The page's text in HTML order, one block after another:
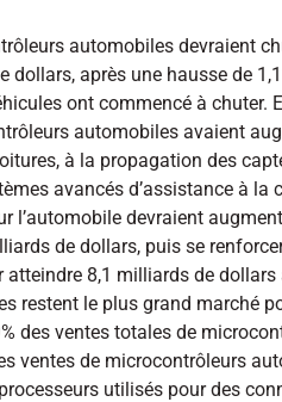
automobiles devraient
dollars, après une hausse de
ont commencé à chuter.
automobiles avaient
à la propagation des
avancés d’assistance à la
l’automobile devraient
de dollars, puis se
atteindre 8,1 milliards de
restent le plus grand marché
des ventes totales de
ventes de microcontrôleurs
utilisés pour des